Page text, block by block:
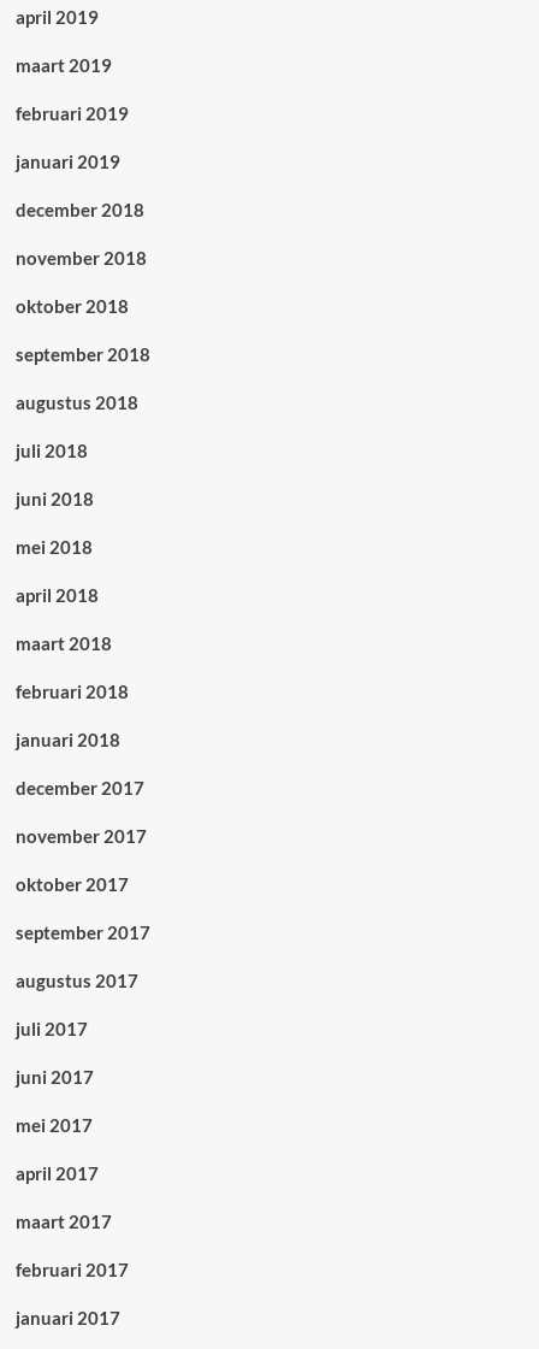
april 2019
maart 2019
februari 2019
januari 2019
december 2018
november 2018
oktober 2018
september 2018
augustus 2018
juli 2018
juni 2018
mei 2018
april 2018
maart 2018
februari 2018
januari 2018
december 2017
november 2017
oktober 2017
september 2017
augustus 2017
juli 2017
juni 2017
mei 2017
april 2017
maart 2017
februari 2017
januari 2017